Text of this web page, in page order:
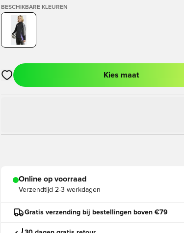
BESCHIKBARE KLEUREN
Opent een venster om in te loggen of je aan te
Kies maat
Online op voorraad
Verzendtijd 2-3 werkdagen
Gratis verzending bij bestellingen boven €79